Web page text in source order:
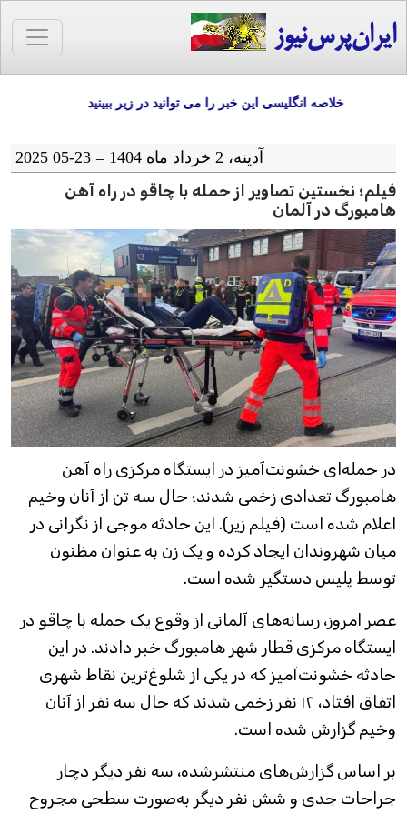
ایران‌پرس‌نیوز
خلاصه انگلیسی این خبر را می توانید در زیر ببینید
آدينه، 2 خرداد ماه 1404 = 23-05 2025
فیلم؛ نخستین تصاویر از حمله با چاقو در راه آهن
هامبورگ در آلمان
در حمله‌ای خشونت‌آمیز در ایستگاه مرکزی راه آهن
هامبورگ تعدادی زخمی شدند؛ حال سه تن از آنان وخیم
اعلام شده است (فیلم زیر). این حادثه موجی از نگرانی در
میان شهروندان ایجاد کرده و یک زن به عنوان مظنون
توسط پلیس دستگیر شده است.
عصر امروز، رسانه‌های آلمانی از وقوع یک حمله با چاقو در
ایستگاه مرکزی قطار شهر هامبورگ خبر دادند. در این
حادثه خشونت‌آمیز که در یکی از شلوغ‌ترین نقاط شهری
اتفاق افتاد، ۱۲ نفر زخمی شدند که حال سه نفر از آنان
وخیم گزارش شده است.
بر اساس گزارش‌های منتشرشده، سه نفر دیگر دچار
جراحات جدی و شش نفر دیگر به‌صورت سطحی مجروح